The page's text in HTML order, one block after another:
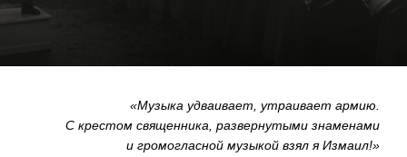
«Музыка удваивает, утраивает армию.
С крестом священника, развернутыми знаменами
и громогласной музыкой взял я Измаил!»